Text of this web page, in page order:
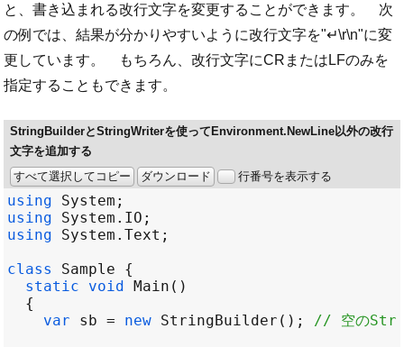
と、書き込まれる改行文字を変更することができます。 次
の例では、結果が分かりやすいように改行文字を"↵\r\n"に変
更しています。 もちろん、改行文字にCRまたはLFのみを
指定することもできます。
StringBuilderとStringWriterを使ってEnvironment.NewLine以外の改行
文字を追加する
すべて選択してコピー
ダウンロード 行番号を表示する
using System
using
System . IO
using
System . Text
class
Sample
static
void Main
var
sb = new StringBuilder (); // 空の